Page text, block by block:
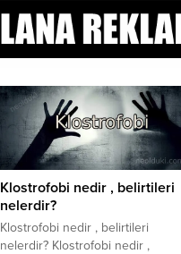
Klostrofobi nedir , belirtileri
nelerdir?
Klostrofobi nedir , belirtileri
nelerdir? Klostrofobi nedir ,